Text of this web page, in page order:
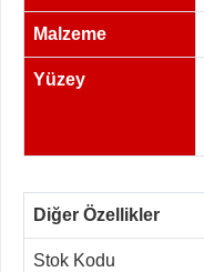
Malzeme
Yüzey
Diğer Özellikler
Stok Kodu